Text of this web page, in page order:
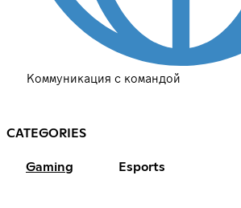
Коммуникация с командой
CATEGORIES
Gaming Esports